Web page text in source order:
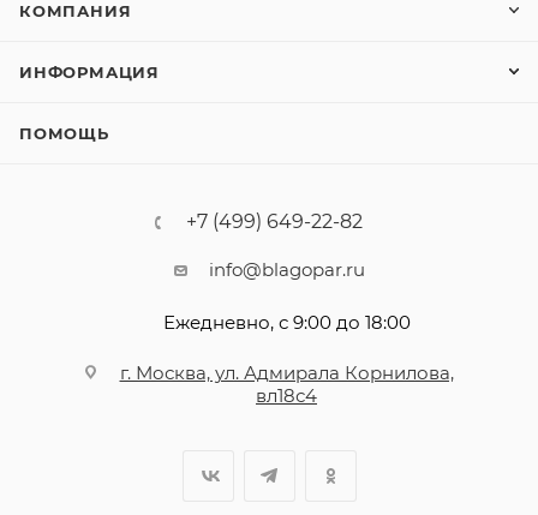
КОМПАНИЯ
ИНФОРМАЦИЯ
ПОМОЩЬ
+7 (499) 649-22-82
info@blagopar.ru
Ежедневно, с 9:00 до 18:00
г. Москва, ул. Адмирала Корнилова,
вл18с4